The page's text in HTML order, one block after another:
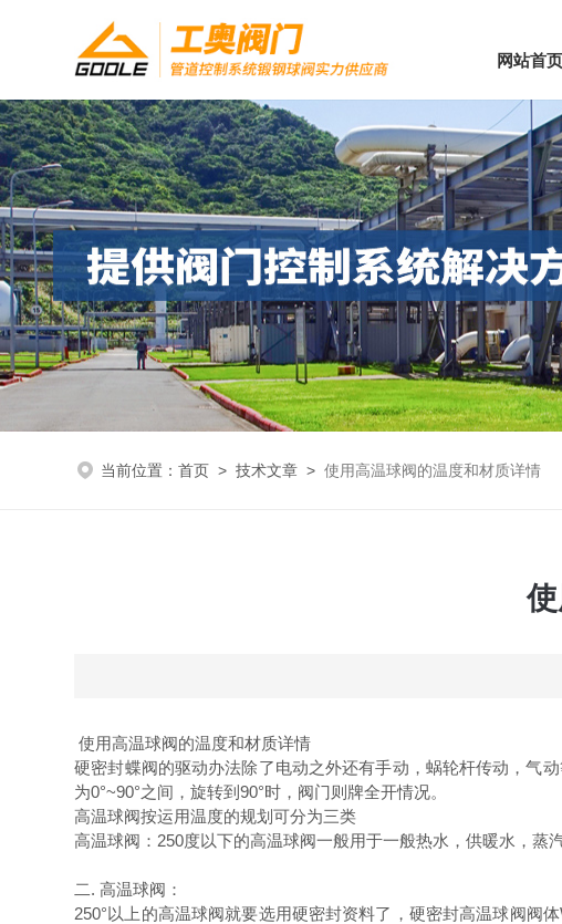
网站首页
当前位置：首页 >技术文章 >使用高温球阀的温度和材质详情
使用高温球阀的温度和材质详情
硬密封蝶阀的驱动办法除了电动之外还有手动，蜗轮杆传动，气
为0°~90°之间，旋转到90°时，阀门则牌全开情况。
高温球阀按运用温度的规划可分为三类
高温球阀：250度以下的高温球阀一般用于一般热水，供暖水，蒸
二. 高温球阀：
250°以上的高温球阀就要选用硬密封资料了，硬密封高温球阀阀